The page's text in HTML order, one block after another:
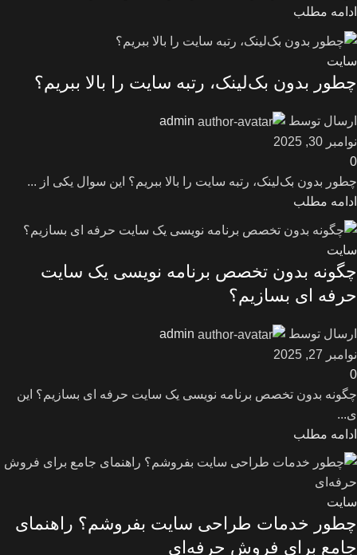
ادامه مطلب
سایت
چطور بدون بک‌لینک، رتبه سایت را بالا ببریم؟
ارسال توسط
admin
نوامبر 30, 2025
0
چطور بدون بک‌لینک، رتبه سایت را بالا ببریم؟ این سوال یکی از ...
ادامه مطلب
سایت
چگونه بدون تخصص برنامه‌ نویسی یک سایت
حرفه‌ ای بسازیم؟
ارسال توسط
admin
نوامبر 27, 2025
0
چگونه بدون تخصص برنامه‌ نویسی یک سایت حرفه‌ ای بسازیم؟ این
ی...
ادامه مطلب
سایت
چطور خدمات طراحی سایت بفروشم؟ راهنمای
جامع برای فروش حرفه‌ای